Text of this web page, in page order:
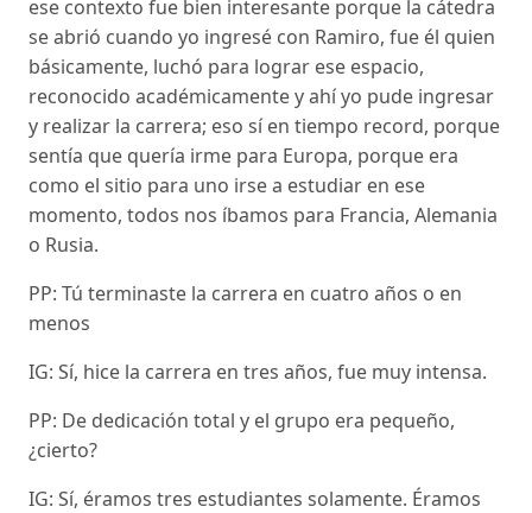
ese contexto fue bien interesante porque la cátedra
se abrió cuando yo ingresé con Ramiro, fue él quien
básicamente, luchó para lograr ese espacio,
reconocido académicamente y ahí yo pude ingresar
y realizar la carrera; eso sí en tiempo record, porque
sentía que quería irme para Europa, porque era
como el sitio para uno irse a estudiar en ese
momento, todos nos íbamos para Francia, Alemania
o Rusia.
PP: Tú terminaste la carrera en cuatro años o en
menos
IG: Sí, hice la carrera en tres años, fue muy intensa.
PP: De dedicación total y el grupo era pequeño,
¿cierto?
IG: Sí, éramos tres estudiantes solamente. Éramos